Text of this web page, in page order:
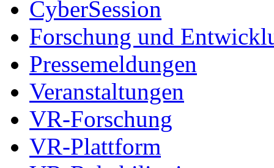
CyberSession
Forschung und
Pressemeldungen
Veranstaltungen
VR-Forschung
VR-Plattform